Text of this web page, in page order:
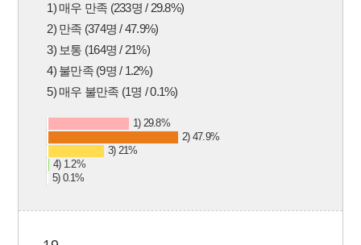
1) 매우 만족 (233명 / 29.8%)
2) 만족 (374명 / 47.9%)
3) 보통 (164명 / 21%)
4) 불만족 (9명 / 1.2%)
5) 매우 불만족 (1명 / 0.1%)
1) 29.8%
2) 47.9%
3) 21%
4) 1.2%
5) 0.1%